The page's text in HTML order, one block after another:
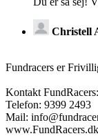
Christell
Fundracers er
Kontakt FundRacers:
Telefon: 9399 2493
Mail:
www.FundRacers.dk